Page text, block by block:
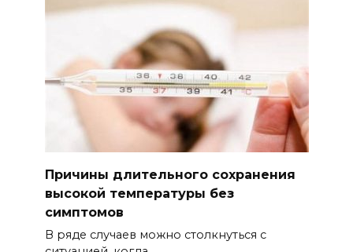
Причины длительного сохранения
высокой температуры без
симптомов
В ряде случаев можно столкнуться с